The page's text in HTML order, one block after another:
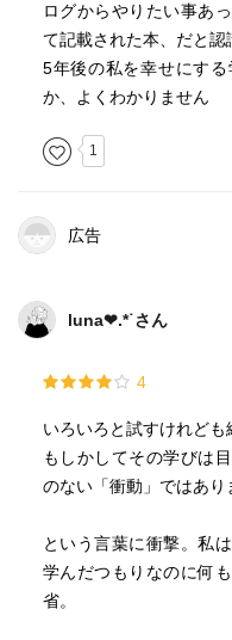
ログからやりたい事あ
て記載された本、だと認
5年後の私を幸せにす
か、よくわかりません
1
広告
luna❤︎.*˙さん
4
いろいろと試すけれども
もしかしてその学びは
のない「衝動」ではあり
という言葉に衝撃。私
学んだつもりなのに何
省。